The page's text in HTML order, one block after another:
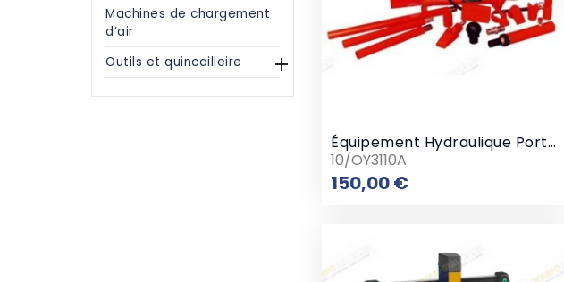
Machines de chargement
d’air
Outils et quincailleire

Équipement Hydraulique Portable 10 Ton
10/OY3110A
150,00 €